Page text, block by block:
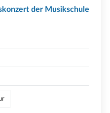
der Musikschule